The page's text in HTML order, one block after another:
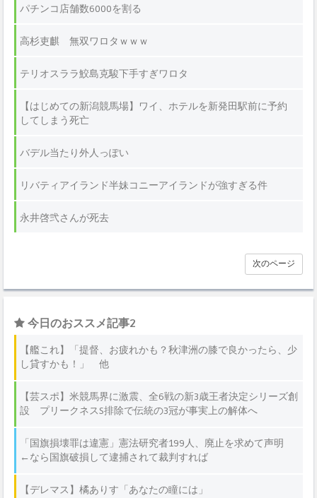
パチンコ店舗数6000を割る
高杉吏麒 無双ワロタｗｗｗ
テリオスララ鮫島克駿下手すぎワロタ
【はじめての新潟競馬場】ワイ、ホテルを新発田駅前に予約
してしまう死亡
バデル当たり外人っぽい
リバティアイランド半妹コニーアイランドが強すぎる件
永井啓弐さんが死去
次のページ